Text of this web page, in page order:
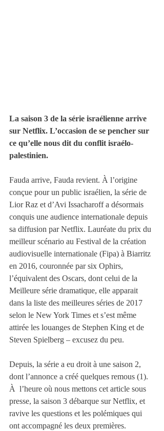
La saison 3 de la série israélienne arrive
sur Netflix. L’occasion de se pencher sur
ce qu’elle nous dit du conflit israélo-
palestinien.
Fauda arrive, Fauda revient. À l’origine
conçue pour un public israélien, la série de
Lior Raz et d’Avi Issacharoff a désormais
conquis une audience internationale depuis
sa diffusion par Netflix. Lauréate du prix du
meilleur scénario au Festival de la création
audiovisuelle internationale (Fipa) à Biarritz
en 2016, couronnée par six Ophirs,
l’équivalent des Oscars, dont celui de la
Meilleure série dramatique, elle apparait
dans la liste des meilleures séries de 2017
selon le New York Times et s’est même
attirée les louanges de Stephen King et de
Steven Spielberg – excusez du peu.
Depuis, la série a eu droit à une saison 2,
dont l’annonce a créé quelques remous (1).
À  l’heure où nous mettons cet article sous
presse, la saison 3 débarque sur Netflix, et
ravive les questions et les polémiques qui
ont accompagné les deux premières.